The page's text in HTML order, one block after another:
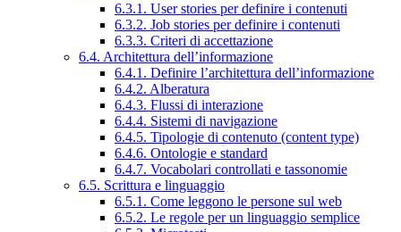
6.3.1. User stories per definire i contenuti
6.3.2. Job stories per definire i contenuti
6.3.3. Criteri di accettazione
6.4. Architettura dell’informazione
6.4.1. Definire l’architettura dell’informazione
6.4.2. Alberatura
6.4.3. Flussi di interazione
6.4.4. Sistemi di navigazione
6.4.5. Tipologie di contenuto (content type)
6.4.6. Ontologie e standard
6.4.7. Vocabolari controllati e tassonomie
6.5. Scrittura e linguaggio
6.5.1. Come leggono le persone sul web
6.5.2. Le regole per un linguaggio semplice